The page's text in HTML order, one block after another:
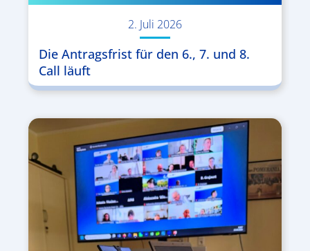
2. Juli 2026
Die Antragsfrist für den 6., 7. und 8.
Call läuft